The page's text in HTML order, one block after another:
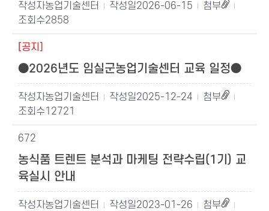
농업기술센터
2026-06-15
2858
[공지]
●2026년도 임실군농업기술센터 교육 일정●
농업기술센터
2025-12-24
12721
672
농식품 트렌트 분석과 마케팅 전략수립(1기) 교
육실시 안내
농업기술센터
2023-01-26